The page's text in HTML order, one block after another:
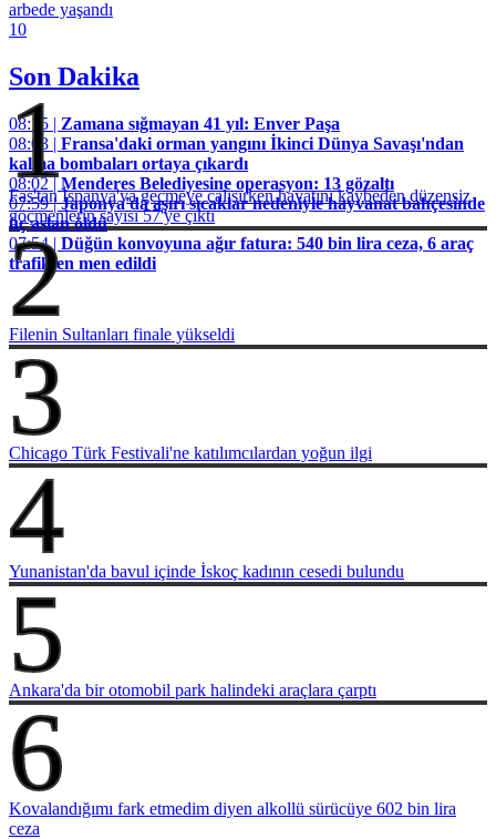
arbede yaşandı
10
Son Dakika
08:15 | Zamana sığmayan 41 yıl: Enver Paşa
08:03 | Fransa'daki orman yangını İkinci Dünya Savaşı'ndan
kalma bombaları ortaya çıkardı
08:02 |Menderes Belediyesine operasyon: 13 gözaltı
07:59 |Japonya'da aşırı sıcaklar nedeniyle hayvanat bahçesinde
üç aslan öldü
07:54 | Düğün konvoyuna ağır fatura: 540 bin lira ceza, 6 araç
trafikten men edildi
1
Fas'tan İspanya'ya geçmeye çalışırken hayatını kaybeden düzensiz
göçmenlerin sayısı 57'ye çıktı
2
Filenin Sultanları finale yükseldi
3
Chicago Türk Festivali'ne katılımcılardan yoğun ilgi
4
Yunanistan'da bavul içinde İskoç kadının cesedi bulundu
5
Ankara'da bir otomobil park halindeki araçlara çarptı
6
Kovalandığımı fark etmedim diyen alkollü sürücüye 602 bin lira
ceza